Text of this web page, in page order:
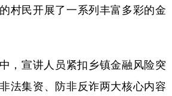
贵州 云南 西藏
古 黑龙江
村民开展了一系列丰富多彩的金
宣讲人员紧扣乡镇金融风险突
法集资、防非反诈两大核心内容